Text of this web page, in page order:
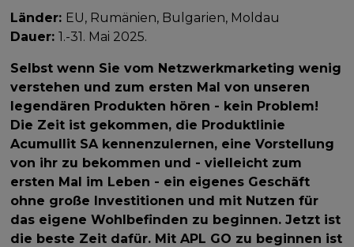
Länder: EU, Rumänien, Bulgarien, Moldau
Dauer:1.-31. Mai 2025.
Selbst wenn Sie vom Netzwerkmarketing wenig
verstehen und zum ersten Mal von unseren
legendären Produkten hören - kein Problem!
Die Zeit ist gekommen, die Produktlinie
Acumullit SA kennenzulernen, eine Vorstellung
von ihr zu bekommen und - vielleicht zum
ersten Mal im Leben - ein eigenes Geschäft
ohne große Investitionen und mit Nutzen für
das eigene Wohlbefinden zu beginnen. Jetzt ist
die beste Zeit dafür. Mit APL GO zu beginnen ist